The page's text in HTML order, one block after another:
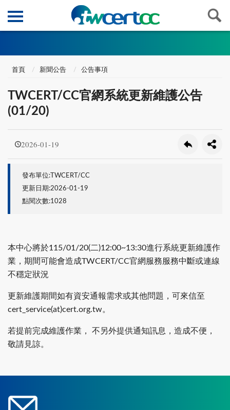
首頁 新聞公告 公告事項
TWCERT/CC官網系統更新維護公告
(01/20)
2026-01-19
發布單位:TWCERT/CC
更新日期:2026-01-19
點閱次數:1028
本中心將於115/01/20(二)12:00~13:30進行系統更新維護作
業，期間可能會造成TWCERT/CC官網服務服務中斷或連線
不穩定狀況
更新維護期間如有資安通報需求或其他問題，可來信至
cert_service(at)cert.org.tw。
若提前完成維護作業， 不另外提供通知訊息，造成不便，
敬請見諒。